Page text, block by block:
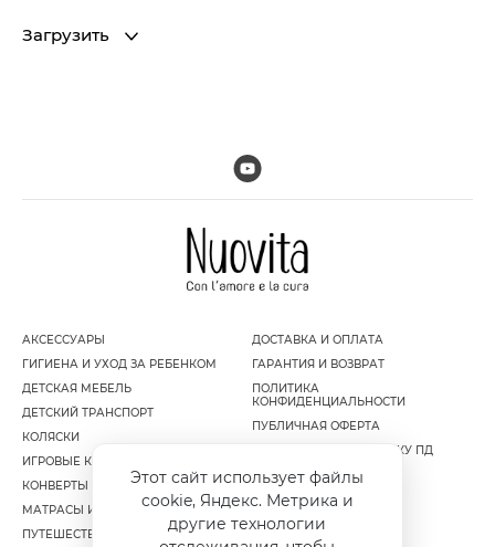
Загрузить
АКСЕССУАРЫ
ГИГИЕНА И УХОД ЗА РЕБЕНКОМ
ДЕТСКАЯ МЕБЕЛЬ
ДЕТСКИЙ ТРАНСПОРТ
КОЛЯСКИ
ИГРОВЫЕ КОМПЛЕКСЫ
КОНВЕРТЫ И МУФТЫ
МАТРАСЫ И НАМАТРАСНИКИ
ПУТЕШЕСТВИЕ
ДОСТАВКА И ОПЛАТА
ГАРАНТИЯ И ВОЗВРАТ
ПОЛИТИКА
КОНФИДЕНЦИАЛЬНОСТИ
ПУБЛИЧНАЯ ОФЕРТА
СОГЛАСИЕ НА ОБРАБОТКУ ПД
Этот сайт использует файлы
cookie, Яндекс. Метрика и
другие технологии